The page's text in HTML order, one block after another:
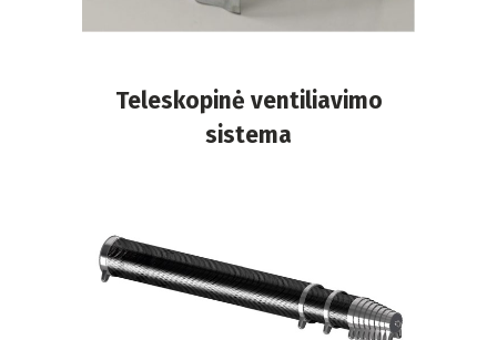
Teleskopinė ventiliavimo
sistema